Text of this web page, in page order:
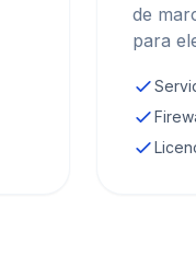
de
para